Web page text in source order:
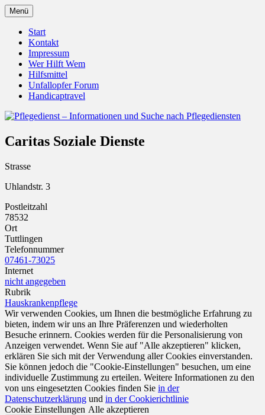
Zum
Inhalt
springen
Pflegedienst – Informationen
und Suche nach Pflegediensten
Unfallopfer – Hilfswerk
Menü
Start
Kontakt
Impressum
Wer Hilft Wem
Hilfsmittel
Unfallopfer Forum
Handicaptravel
Caritas Soziale Dienste
Strasse
Uhlandstr. 3
Postleitzahl
78532
Ort
Tuttlingen
Telefonnummer
07461-73025
Internet
nicht angegeben
Rubrik
Hauskrankenpflege
Wir verwenden Cookies, um Ihnen die bestmögliche Erfahrung zu
bieten, indem wir uns an Ihre Präferenzen und wiederholten
Besuche erinnern. Cookies werden für die Personalisierung von
Anzeigen verwendet. Wenn Sie auf "Alle akzeptieren" klicken,
erklären Sie sich mit der Verwendung aller Cookies einverstanden.
Sie können jedoch die "Cookie-Einstellungen" besuchen, um eine
individuelle Zustimmung zu erteilen. Weitere Informationen zu den
von uns eingesetzten Cookies finden Sie in der
Datenschutzerklärung und in der Cookierichtlinie
Cookie Einstellungen Alle akzeptieren